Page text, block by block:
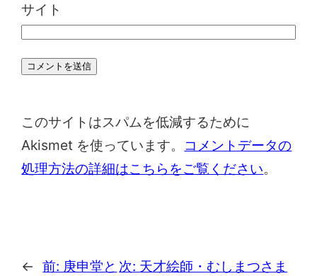
サイト
このサイトはスパムを低減するために
Akismet を使っています。
コメントデータの
処理方法の詳細はこちらをご覧ください。
← 前: 庚申堂と 次: 天才絵師・むしまつさま